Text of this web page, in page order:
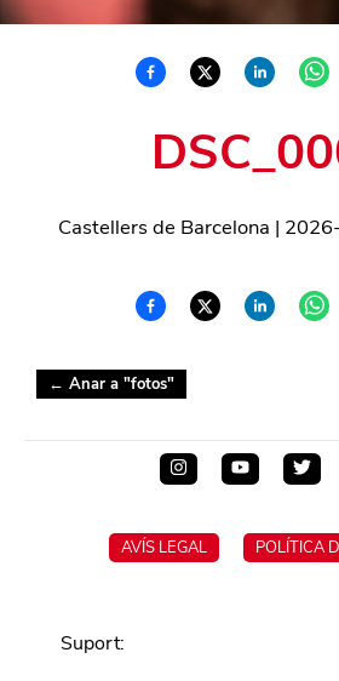
Castellers de Barcelona |
← Anar a "fotos"
AVÍS LEGAL POLÍTICA
Suport: